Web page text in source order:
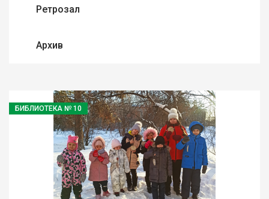
Ретрозал
Архив
БИБЛИОТЕКА № 10